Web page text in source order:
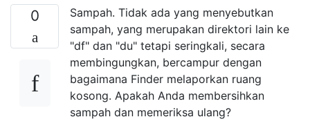
0
Sampah. Tidak ada yang menyebutkan
sampah, yang merupakan direktori lain ke
"df" dan "du" tetapi seringkali, secara
membingungkan, bercampur dengan
bagaimana Finder melaporkan ruang
kosong. Apakah Anda membersihkan
sampah dan memeriksa ulang?